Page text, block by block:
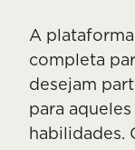
A
completa
desejam
para
habilidades.